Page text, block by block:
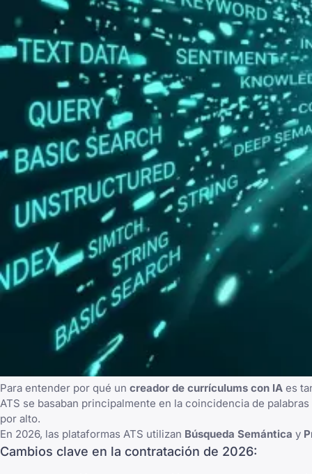
Para entender por qué un creador de currículums con IA es
ATS se basaban principalmente en la coincidencia de
por alto.
En 2026, las plataformas ATS utilizan Búsqueda Semántica y
Cambios clave en la contratación de 2026: